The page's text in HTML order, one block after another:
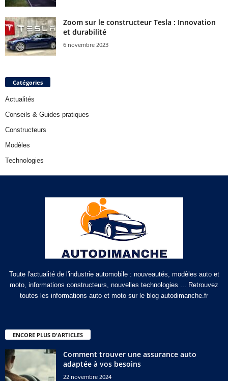
Zoom sur le constructeur Tesla : Innovation
et durabilité
6 novembre 2023
Catégories
Actualités
Conseils & Guides pratiques
Constructeurs
Modèles
Technologies
Toute l'actualité de l'industrie automobile : nouveautés, modèles auto et
moto, informations constructeurs, nouvelles technologies ... Retrouvez
toutes les informations auto et moto sur le blog autodimanche.fr
ENCORE PLUS D'ARTICLES
Comment trouver une assurance auto
adaptée à vos besoins
22 novembre 2024